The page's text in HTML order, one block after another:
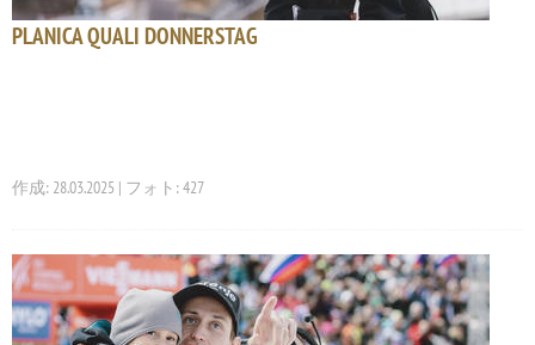
PLANICA QUALI DONNERSTAG
作成: 28.03.2025 | フォト: 427